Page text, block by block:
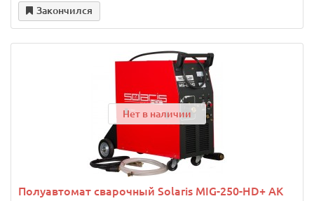
Закончился
Нет в наличии
Полуавтомат сварочный Solaris MIG-250-HD+ AK